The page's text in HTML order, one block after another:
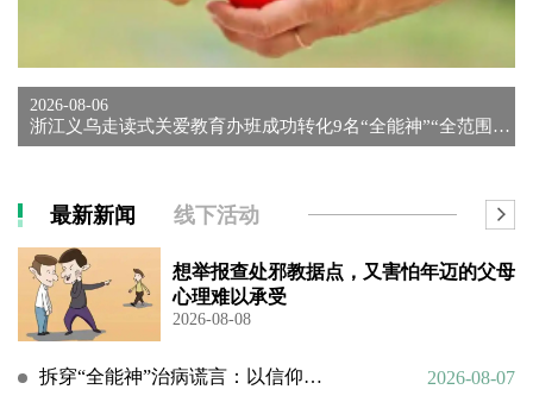
2026-08-06
浙江义乌走读式关爱教育办班成功转化9名“全能神”“全范围教会...
最新新闻 线下活动
想举报查处邪教据点，又害怕年迈的父母
心理难以承受
2026-08-08
拆穿“全能神”治病谎言：以信仰绑架生命，以洗脑延误治疗
2026-08-07